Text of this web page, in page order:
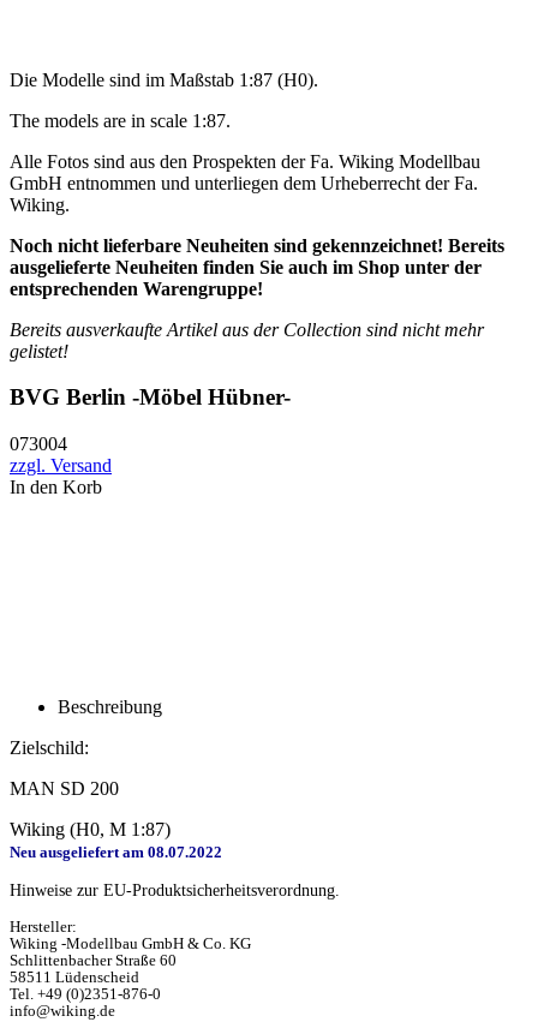
Die Modelle sind im Maßstab 1:87 (H0).
The models are in scale 1:87.
Alle Fotos sind aus den Prospekten der Fa. Wiking Modellbau
GmbH entnommen und unterliegen dem Urheberrecht der Fa.
Wiking.
Noch nicht lieferbare Neuheiten sind gekennzeichnet! Bereits
ausgelieferte Neuheiten finden Sie auch im Shop unter der
entsprechenden Warengruppe!
Bereits ausverkaufte Artikel aus der Collection sind nicht mehr
gelistet!
BVG Berlin -Möbel Hübner-
073004
zzgl. Versand
In den Korb
Beschreibung
Zielschild:
MAN SD 200
Wiking (H0, M 1:87)
Neu ausgeliefert am 08.07.2022
Hinweise zur EU-Produktsicherheitsverordnung.
Hersteller:
Wiking -Modellbau GmbH & Co. KG
Schlittenbacher Straße 60
58511 Lüdenscheid
Tel. +49 (0)2351-876-0
info@wiking.de